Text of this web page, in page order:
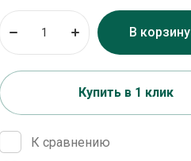
В корзину
Купить в 1 клик
К сравнению